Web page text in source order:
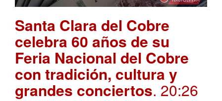
Santa Clara del Cobre
celebra 60 años de su
Feria Nacional del Cobre
con tradición, cultura y
grandes conciertos. 20:26